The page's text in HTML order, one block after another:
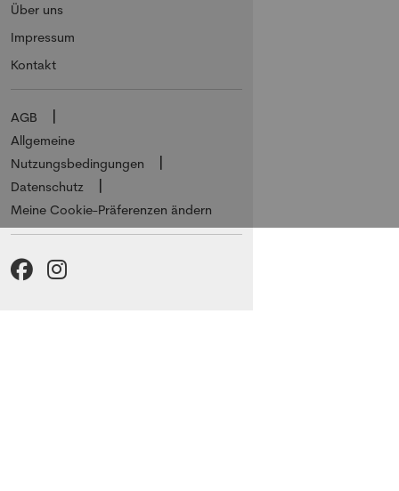
Über uns
Impressum
Kontakt
AGB
Allgemeine
Nutzungsbedingungen
Datenschutz
Meine Cookie-Präferenzen ändern